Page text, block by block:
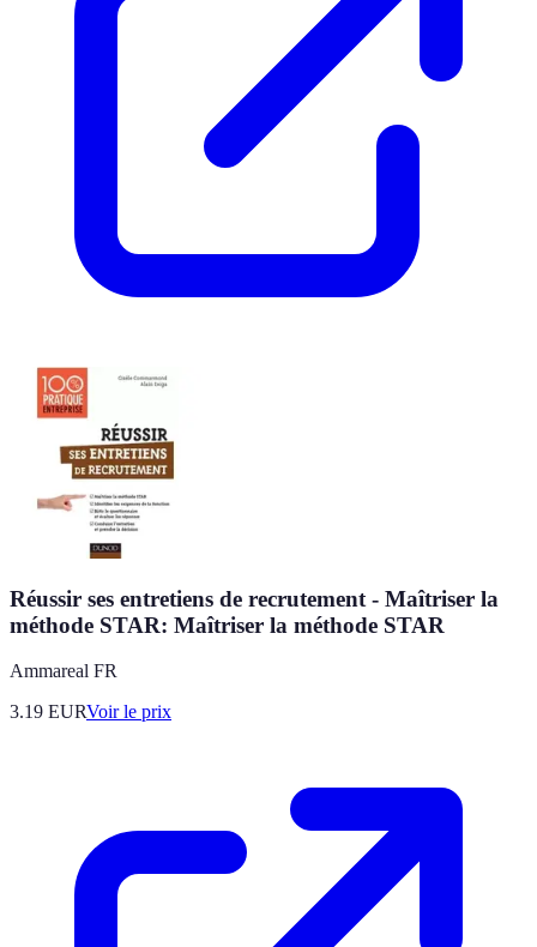
Réussir ses entretiens de recrutement - Maîtriser la
méthode STAR: Maîtriser la méthode STAR
Ammareal FR
3.19 EURVoir le prix